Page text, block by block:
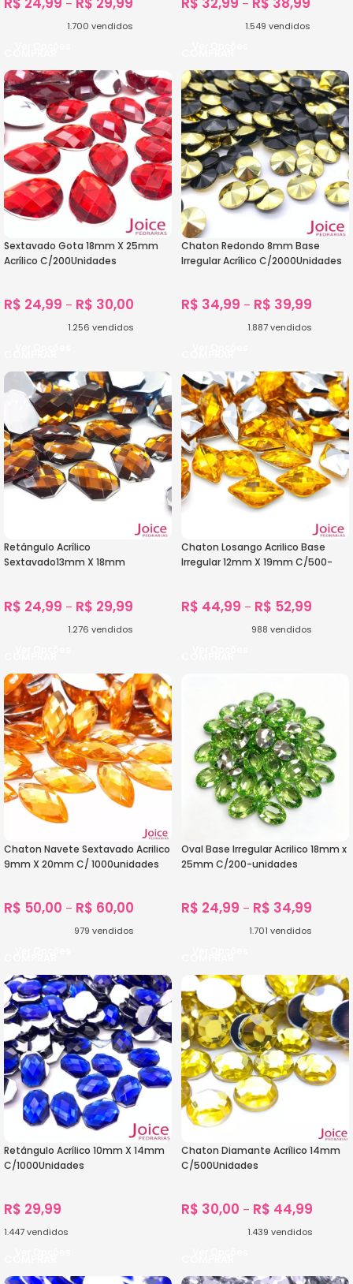
–
1.700 vendidos
–
1.549 vendidos
Sextavado Gota 18mm X 25mm
Acrílico C/200Unidades
R$ 24,99 – R$ 30,00
1.256 vendidos
Chaton Redondo 8mm Base
Irregular Acrílico C/2000Unidades
R$ 34,99 – R$ 39,99
1.887vendidos
Retângulo Acrílico
Sextavado13mm X 18mm
R$ 24,99 – R$ 29,99
1.276 vendidos
Chaton Losango Acrilico Base
Irregular 12mm X 19mm C/500-
R$ 44,99 – R$ 52,99
988 vendidos
Chaton Navete Sextavado Acrilico
9mm X 20mm C/ 1000unidades
R$ 50,00 – R$ 60,00
979 vendidos
Oval Base Irregular Acrilico 18mm x
25mm C/200-unidades
R$ 24,99 – R$ 34,99
1.701 vendidos
Retângulo Acrílico 10mm X 14mm
C/1000Unidades
R$ 29,99
1.447vendidos
Chaton Diamante Acrílico 14mm
C/500Unidades
R$ 30,00 – R$ 44,99
1.439 vendidos